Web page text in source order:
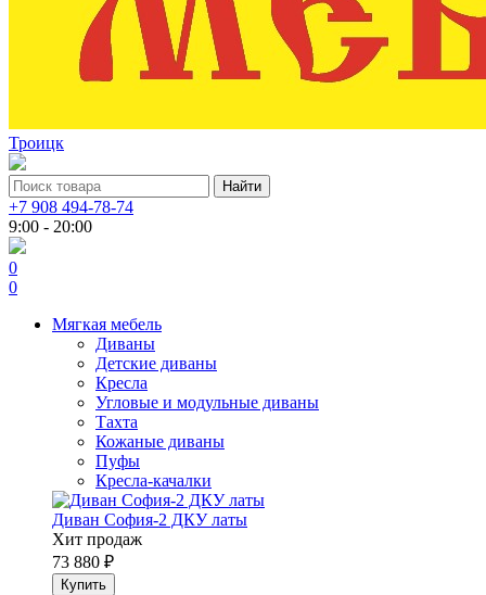
Троицк
+7 908 494-78-74
9:00 - 20:00
0
0
Мягкая мебель
Диваны
Детские диваны
Кресла
Угловые и модульные диваны
Тахта
Кожаные диваны
Пуфы
Кресла-качалки
Диван София-2 ДКУ латы
Хит продаж
73 880 ₽